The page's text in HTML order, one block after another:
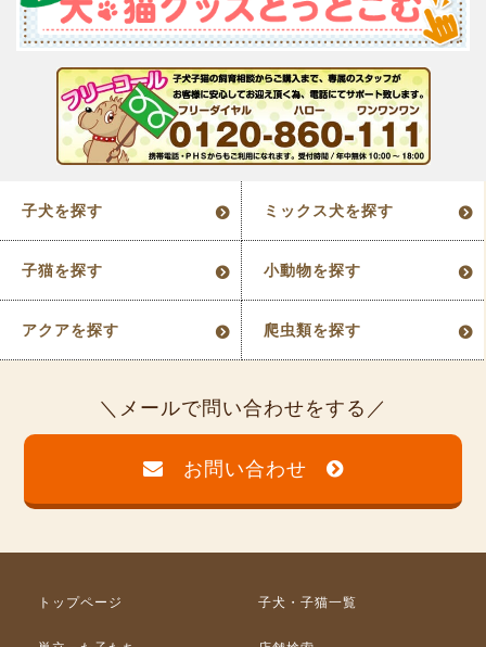
子犬を探す ミックス犬を探す
子猫を探す 小動物を探す
アクアを探す 爬虫類を探す
メールで問い合わせをする
お問い合わせ
トップページ 子犬・子猫一覧